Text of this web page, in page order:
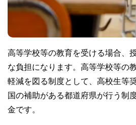
高等学校等の教育を受ける場合、
な負担になります。高等学校等の
軽減を図る制度として、高校生等
国の補助がある都道府県が行う制
金です。